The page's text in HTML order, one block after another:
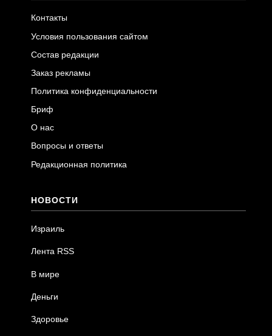
Контакты
Условия пользования сайтом
Состав редакции
Заказ рекламы
Политика конфиденциальности
Бриф
О нас
Вопросы и ответы
Редакционная политика
НОВОСТИ
Израиль
Лента RSS
В мире
Деньги
Здоровье